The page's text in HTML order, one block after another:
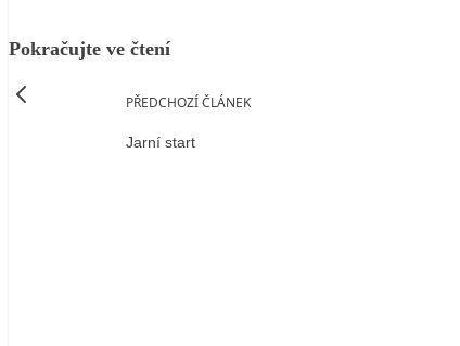
Pokračujte ve čtení
PŘEDCHOZÍ ČLÁNEK
Jarní start